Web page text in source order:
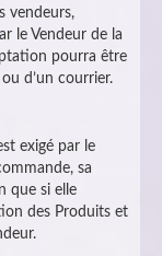
vendeurs,
le Vendeur de la
pourra être
d’un courrier.
exigé par le
sa
que si elle
des Produits et